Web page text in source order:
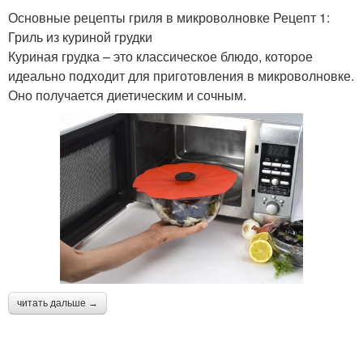
Основные рецепты гриля в микроволновке Рецепт 1:
Гриль из куриной грудки
Куриная грудка – это классическое блюдо, которое
идеально подходит для приготовления в микроволновке.
Оно получается диетическим и сочным.
читать дальше →